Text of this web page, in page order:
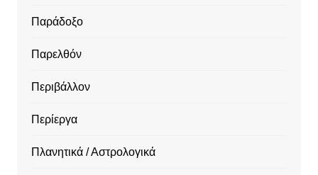
Παράδοξο
Παρελθόν
Περιβάλλον
Περίεργα
Πλανητικά / Αστρολογικά